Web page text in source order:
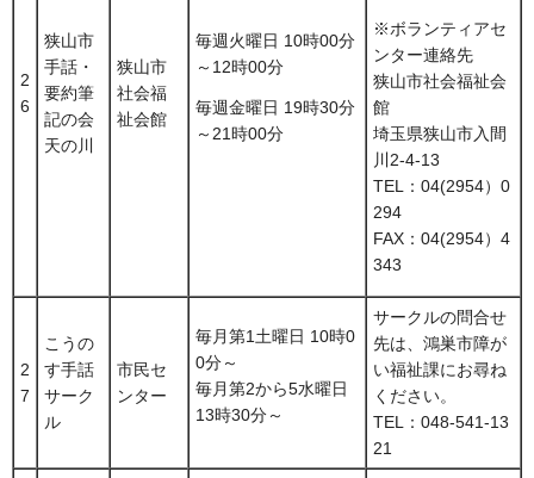
2
6
狭山市
手話・
要約筆
記の会
天の川
狭山市
社会福
祉会館
毎週火曜日 10時00分
～12時00分
毎週金曜日 19時30分
～21時00分
※ボランティアセ
ンター連絡先
狭山市社会福祉会
館
埼玉県狭山市入間
川2-4-13
TEL：04(2954）0
294
FAX：04(2954）4
343
2
7
こうの
す手話
サーク
ル
市民セ
ンター
毎月第1土曜日 10時0
0分～
毎月第2から5水曜日
13時30分～
サークルの問合せ
先は、鴻巣市障が
い福祉課にお尋ね
ください。
TEL：048-541-13
21